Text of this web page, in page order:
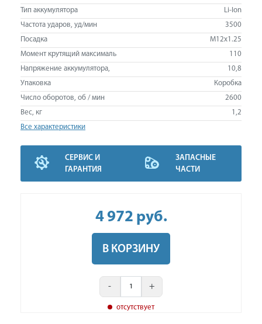
Тип аккумулятора
Li-Ion
Частота ударов, уд/мин
3500
Посадка
M12x1.25
Момент крутящий максималь
110
Напряжение аккумулятора,
10,8
Упаковка
Коробка
Число оборотов, об / мин
2600
Вес, кг
1,2
Все характеристики
СЕРВИС И
ГАРАНТИЯ
ЗАПАСНЫЕ
ЧАСТИ
4 972 руб.
В КОРЗИНУ
- +
отсутствует